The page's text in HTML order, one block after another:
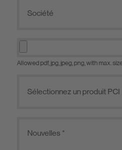
Allowed pdf, jpg, jpeg, png, with max.